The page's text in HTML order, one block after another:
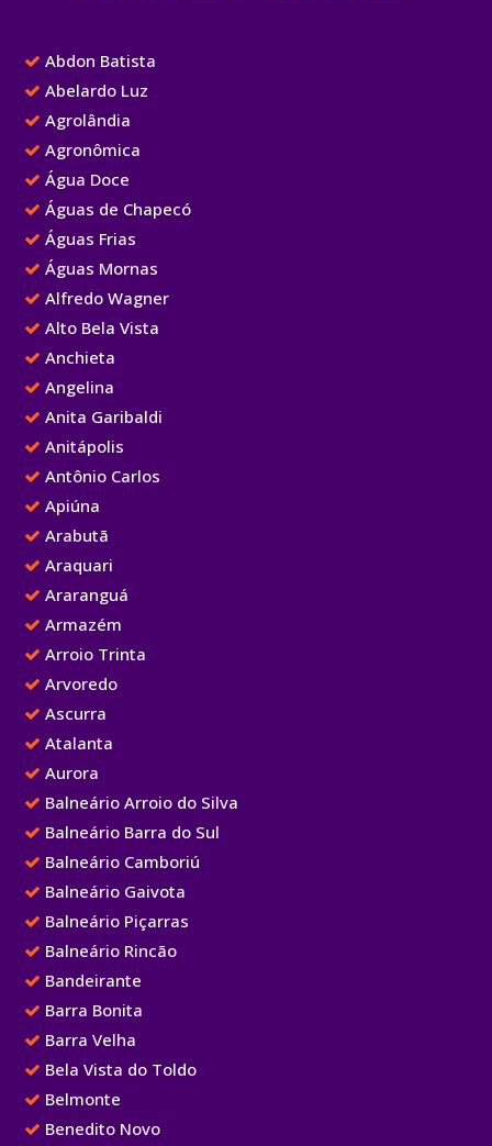
Abdon Batista
Abelardo Luz
Agrolândia
Agronômica
Água Doce
Águas de Chapecó
Águas Frias
Águas Mornas
Alfredo Wagner
Alto Bela Vista
Anchieta
Angelina
Anita Garibaldi
Anitápolis
Antônio Carlos
Apiúna
Arabutã
Araquari
Araranguá
Armazém
Arroio Trinta
Arvoredo
Ascurra
Atalanta
Aurora
Balneário Arroio do Silva
Balneário Barra do Sul
Balneário Camboriú
Balneário Gaivota
Balneário Piçarras
Balneário Rincão
Bandeirante
Barra Bonita
Barra Velha
Bela Vista do Toldo
Belmonte
Benedito Novo